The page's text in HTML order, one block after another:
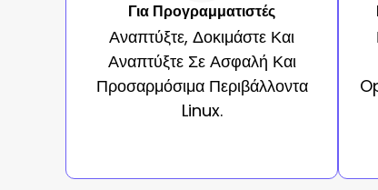
Για Προγραμματιστές
Αναπτύξτε, Δοκιμάστε Και
Αναπτύξτε Σε Ασφαλή Και
Προσαρμόσιμα Περιβάλλοντα
Linux.